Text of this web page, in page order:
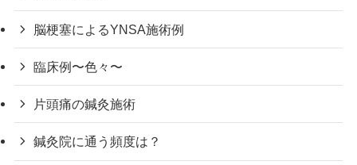
脳梗塞によるYNSA施術例
臨床例〜色々〜
片頭痛の鍼灸施術
鍼灸院に通う頻度は？